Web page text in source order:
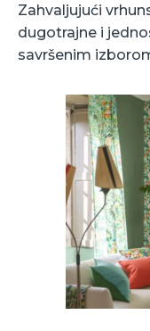
Zahvaljujući
dugotrajne i
savršenim